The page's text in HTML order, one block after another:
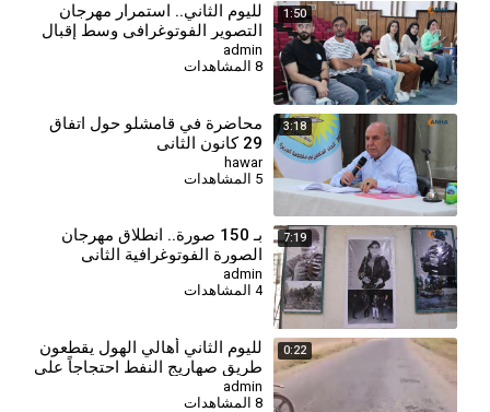
1:50
لليوم الثاني.. استمرار مهرجان
التصوير الفوتوغرافي وسط إقبال
من المهتمين
admin
8 المشاهدات
3:18
محاضرة في قامشلو حول اتفاق
29 كانون الثاني
hawar
5 المشاهدات
7:19
⁣بـ 150 صورة.. انطلاق مهرجان
الصورة الفوتوغرافية الثاني
admin
4 المشاهدات
0:22
لليوم الثاني أهالي الهول يقطعون
طريق صهاريج النفط احتجاجاً على
تدهور الخدمات
admin
8 المشاهدات